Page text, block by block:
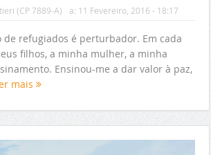
(CP 7889-A) a: 11 Fevereiro, 2016 - 18:17
de refugiados é perturbador. Em cada
filhos, a minha mulher, a minha
Ensinou-me a dar valor à paz,
mais